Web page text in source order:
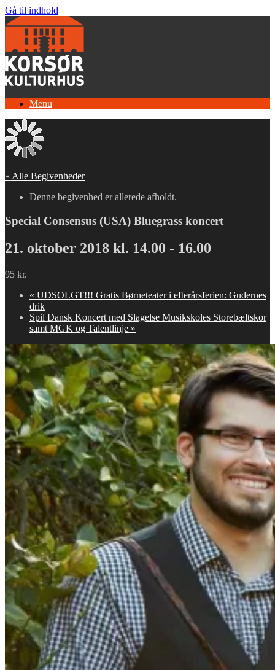
Gå til indhold
Menu
« Alle Begivenheder
Denne begivenhed er allerede afholdt.
Special Consensus (USA) Bluegrass koncert
21. oktober 2018 kl. 14.00 - 16.00
95 kr.
« UDSOLGT!!! Gratis Børneteater i efterårsferien: Gudernes
drik
Spil Dansk Koncert med Slagelse Musikskoles Storebæltskor
samt MGK og Talentlinje »